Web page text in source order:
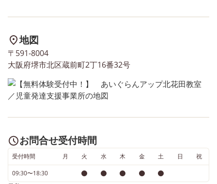
地図
〒591-8004
大阪府堺市北区蔵前町2丁16番32号
お問合せ受付時間
受付時間 月 火 水 木 金 土 日 祝
09:30〜18:30